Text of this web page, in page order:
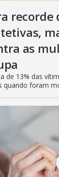
recorde
as
de 13% das
quando foram